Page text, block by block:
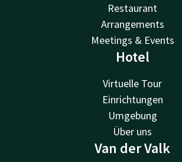
Restaurant
Arrangements
Meetings & Events
Hotel
Virtuelle Tour
Einrichtungen
Umgebung
Über uns
Van der Valk